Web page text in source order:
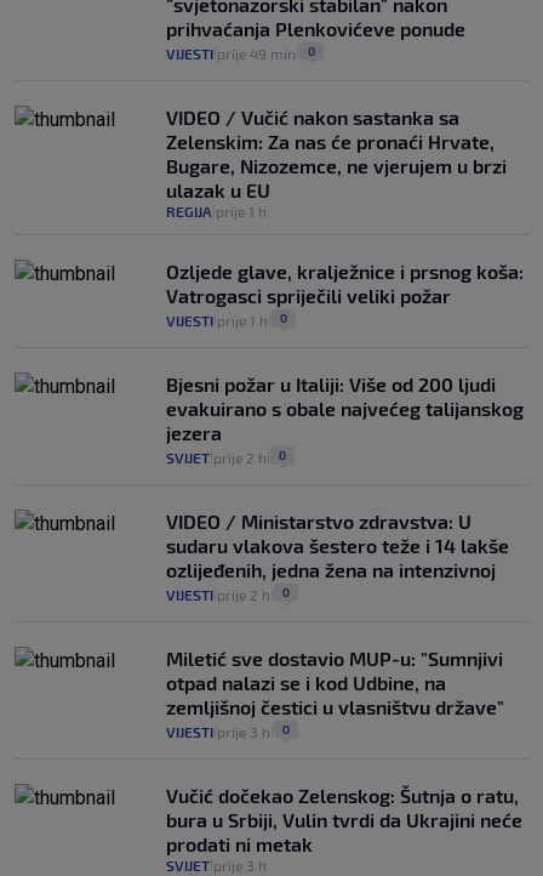
"svjetonazorski stabilan" nakon
prihvaćanja Plenkovićeve ponude
VIJESTI prije 49 min 0
VIDEO / Vučić nakon sastanka sa
Zelenskim: Za nas će pronaći Hrvate,
Bugare, Nizozemce, ne vjerujem u brzi
ulazak u EU
REGIJA prije 1 h
Ozljede glave, kralježnice i prsnog koša:
Vatrogasci spriječili veliki požar
VIJESTI prije 1 h 0
Bjesni požar u Italiji: Više od 200 ljudi
evakuirano s obale najvećeg talijanskog
jezera
SVIJET prije 2 h 0
VIDEO / Ministarstvo zdravstva: U
sudaru vlakova šestero teže i 14 lakše
ozlijeđenih, jedna žena na intenzivnoj
VIJESTI prije 2 h 0
Miletić sve dostavio MUP-u: "Sumnjivi
otpad nalazi se i kod Udbine, na
zemljišnoj čestici u vlasništvu države"
VIJESTI prije 3 h 0
Vučić dočekao Zelenskog: Šutnja o ratu,
bura u Srbiji, Vulin tvrdi da Ukrajini neće
prodati ni metak
SVIJET prije 3 h